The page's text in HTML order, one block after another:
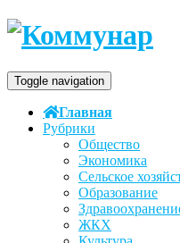
Toggle navigation
Главная
Рубрики
Общество
Экономика
Сельское
Образование
ЖКХ